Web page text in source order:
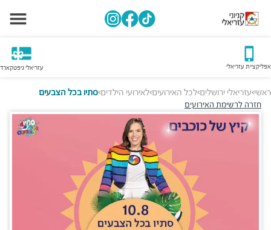
אפליקציית עזריאלי עזריאלי גיפטקארד
ראשי>עזריאלי ירושלים>לכל האירועים>לאירועי הילדים>סתיו בכל הצבעים
חזרה לרשימת האירועים